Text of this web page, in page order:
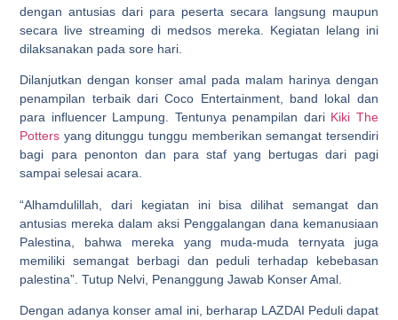
dengan antusias dari para peserta secara langsung maupun
secara live streaming di medsos mereka. Kegiatan lelang ini
dilaksanakan pada sore hari.
Dilanjutkan dengan konser amal pada malam harinya dengan
penampilan terbaik dari Coco Entertainment, band lokal dan
para influencer Lampung. Tentunya penampilan dari Kiki The
Potters yang ditunggu tunggu memberikan semangat tersendiri
bagi para penonton dan para staf yang bertugas dari pagi
sampai selesai acara.
“Alhamdulillah, dari kegiatan ini bisa dilihat semangat dan
antusias mereka dalam aksi Penggalangan dana kemanusiaan
Palestina, bahwa mereka yang muda-muda ternyata juga
memiliki semangat berbagi dan peduli terhadap kebebasan
palestina”. Tutup Nelvi, Penanggung Jawab Konser Amal.
Dengan adanya konser amal ini, berharap LAZDAI Peduli dapat